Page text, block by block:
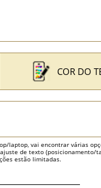
COR DO
laptop, vai encontrar várias
de texto (posicionamento/
estão limitadas.